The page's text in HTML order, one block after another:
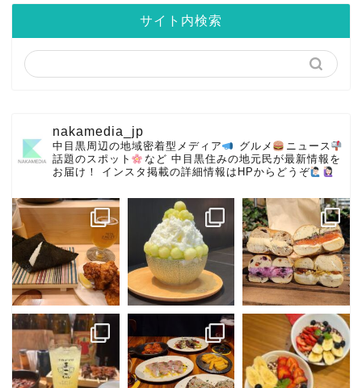
サイト内検索
nakamedia_jp
中目黒周辺の地域密着型メディア グルメ
ニュース
話題のスポット
など 中目黒住みの地元民が最新情報を
お届け！
インスタ掲載の詳細情報はHPからどうぞ